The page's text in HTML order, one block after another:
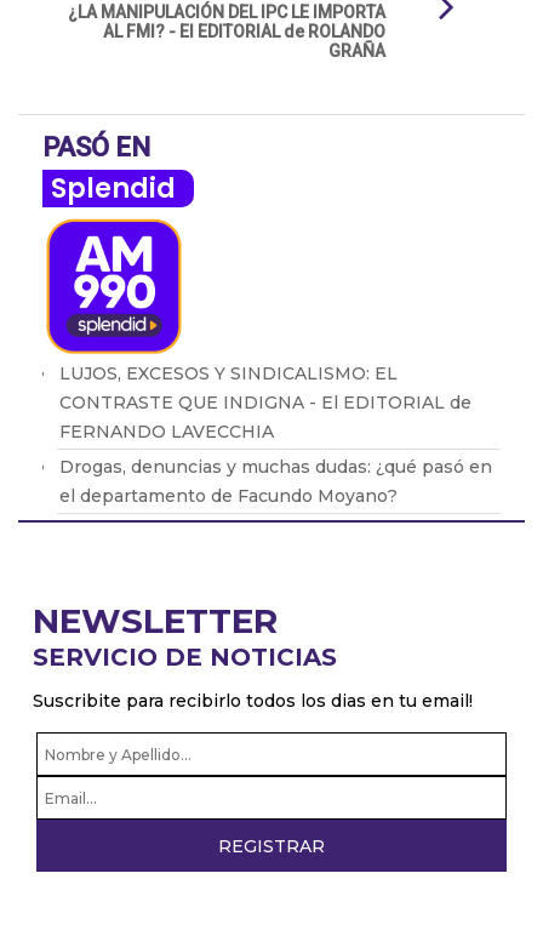
¿LA MANIPULACIÓN DEL IPC LE IMPORTA
AL FMI? - El EDITORIAL de ROLANDO
GRAÑA
PASÓ EN
Splendid
LUJOS, EXCESOS Y SINDICALISMO: EL
CONTRASTE QUE INDIGNA - El EDITORIAL de
FERNANDO LAVECCHIA
Drogas, denuncias y muchas dudas: ¿qué pasó en
el departamento de Facundo Moyano?
volvió un problema
ALSONFÍN: "La RUPTURA del MERCOSUR traería
CONSECUENCIAS muy NEGATIVAS para la
NEWSLETTER
SERVICIO DE NOTICIAS
Suscribite para recibirlo todos los dias en tu email!